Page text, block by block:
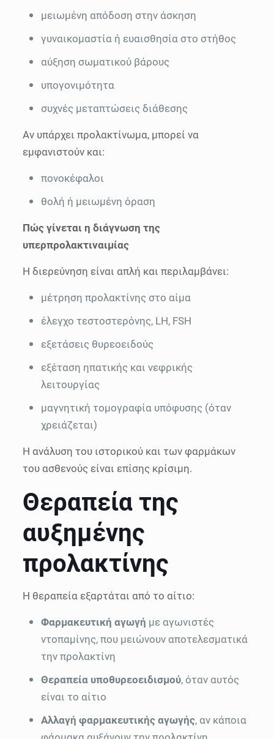
μειωμένη απόδοση στην άσκηση
γυναικομαστία ή ευαισθησία στο στήθος
αύξηση σωματικού βάρους
υπογονιμότητα
συχνές μεταπτώσεις διάθεσης
Αν υπάρχει προλακτίνωμα, μπορεί να
εμφανιστούν και:
πονοκέφαλοι
θολή ή μειωμένη όραση
Πώς γίνεται η διάγνωση της
υπερπρολακτιναιμίας
Η διερεύνηση είναι απλή και περιλαμβάνει:
μέτρηση προλακτίνης στο αίμα
έλεγχο τεστοστερόνης, LH, FSH
εξετάσεις θυρεοειδούς
εξέταση ηπατικής και νεφρικής
λειτουργίας
μαγνητική τομογραφία υπόφυσης (όταν
χρειάζεται)
Η ανάλυση του ιστορικού και των φαρμάκων
του ασθενούς είναι επίσης κρίσιμη.
Θεραπεία της
αυξημένης
προλακτίνης
Η θεραπεία εξαρτάται από το αίτιο:
Φαρμακευτική αγωγή με αγωνιστές
ντοπαμίνης, που μειώνουν αποτελεσματικά
την προλακτίνη
Θεραπεία υποθυρεοειδισμού, όταν αυτός
είναι το αίτιο
Αλλαγή φαρμακευτικής αγωγής, αν κάποια